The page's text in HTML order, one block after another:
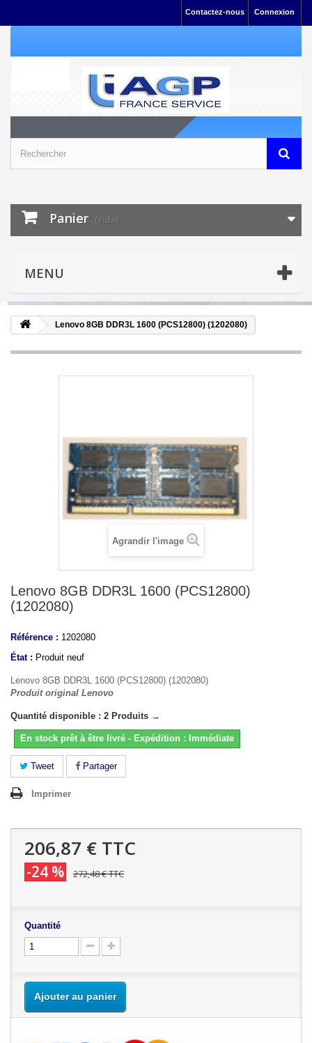
Connexion
Contactez-nous
Panier (vide)
MENU
Lenovo 8GB DDR3L 1600 (PCS12800) (1202080)
Agrandir l'image
Lenovo 8GB DDR3L 1600 (PCS12800)
(1202080)
Référence : 1202080
État : Produit neuf
Lenovo 8GB DDR3L 1600 (PCS12800) (1202080)
Produit original Lenovo
Quantité disponible : 2 Produits →
En stock prêt à être livré - Expédition : Immédiate
Tweet Partager
Imprimer
206,87 € TTC
-24 % 272,48 €TTC
Quantité
Ajouter au panier